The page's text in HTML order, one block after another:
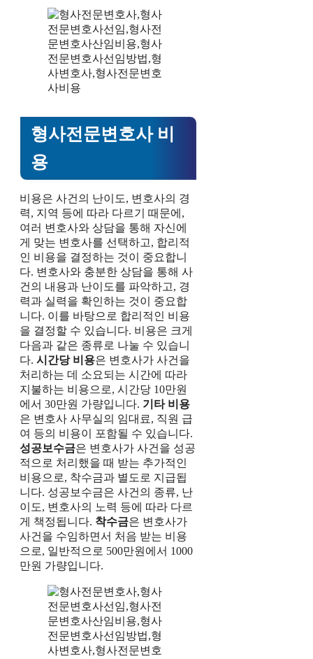
형사전문변호사 비
용
비용은 사건의 난이도, 변호사의 경
력, 지역 등에 따라 다르기 때문에,
여러 변호사와 상담을 통해 자신에
게 맞는 변호사를 선택하고, 합리적
인 비용을 결정하는 것이 중요합니
다. 변호사와 충분한 상담을 통해 사
건의 내용과 난이도를 파악하고, 경
력과 실력을 확인하는 것이 중요합
니다. 이를 바탕으로 합리적인 비용
을 결정할 수 있습니다. 비용은 크게
다음과 같은 종류로 나눌 수 있습니
다. 시간당 비용은 변호사가 사건을
처리하는 데 소요되는 시간에 따라
지불하는 비용으로, 시간당 10만원
에서 30만원 가량입니다. 기타 비용
은 변호사 사무실의 임대료, 직원 급
여 등의 비용이 포함될 수 있습니다.
성공보수금은 변호사가 사건을 성공
적으로 처리했을 때 받는 추가적인
비용으로, 착수금과 별도로 지급됩
니다. 성공보수금은 사건의 종류, 난
이도, 변호사의 노력 등에 따라 다르
게 책정됩니다. 착수금은 변호사가
사건을 수임하면서 처음 받는 비용
으로, 일반적으로 500만원에서 1000
만원 가량입니다.